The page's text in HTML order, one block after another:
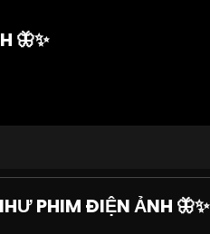
🦋✨
PHIM ĐIỆN ẢNH 🦋✨